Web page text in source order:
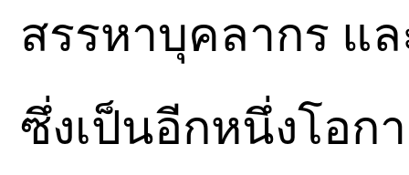
สรรหาบุคลากร แ
ซึ่งเป็นอีกหนึ่งโอก